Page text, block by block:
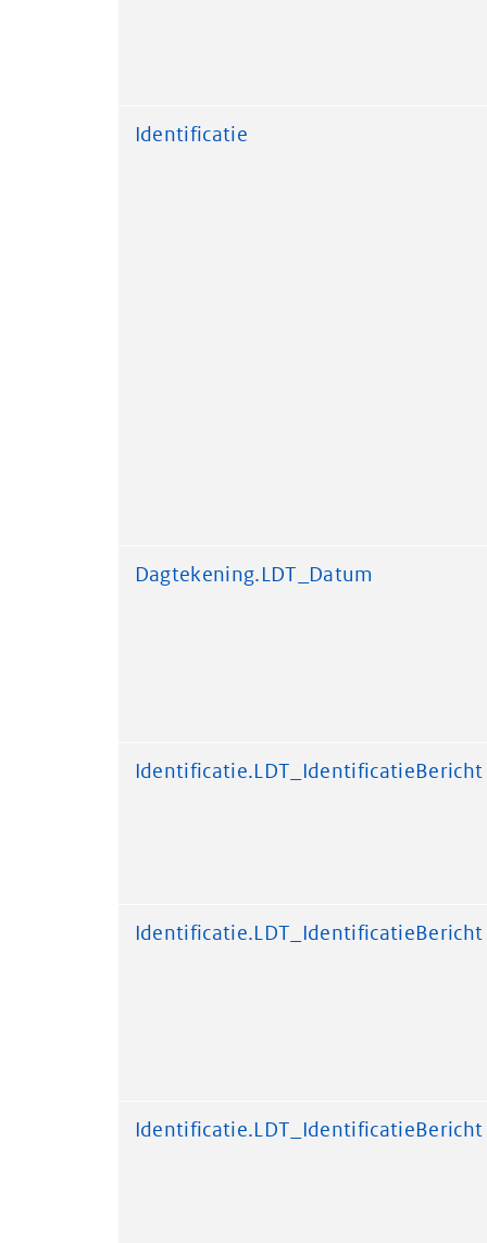
Identificatie
Dagtekening.LDT_Datum
Identificatie.LDT_IdentificatieBericht
Identificatie.LDT_IdentificatieBericht
Identificatie.LDT_IdentificatieBericht